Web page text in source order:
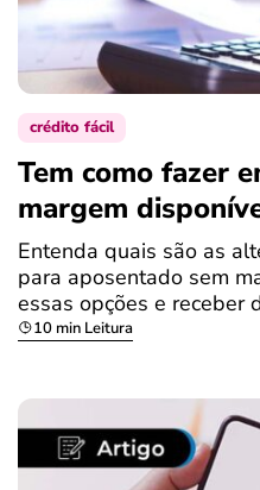
crédito fácil
Tem como fazer
margem
Entenda quais são as
para aposentado sem
essas opções e receber
10 min Leitura